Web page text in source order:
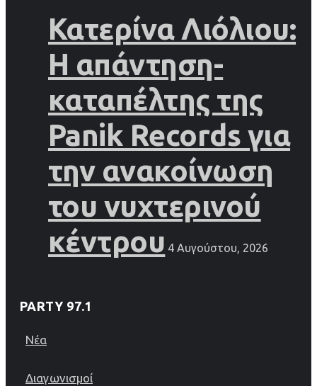
Κατερίνα Λιόλιου:
Η απάντηση-
καταπέλτης της
Panik Records για
την ανακοίνωση
του νυχτερινού
κέντρου 4 Αυγούστου, 2026
PARTY 97.1
Νέα
Διαγωνισμοί